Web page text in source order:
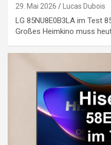
29. Mai 2026 Lucas Dubois
LG 85NU8E0B3LA im Test
Großes Heimkino muss